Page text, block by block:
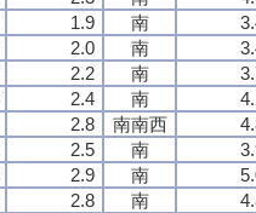
1.9 南
2.0 南
2.2 南
2.4 南
2.8 南南西
2.5 南
2.9 南
2.8 南